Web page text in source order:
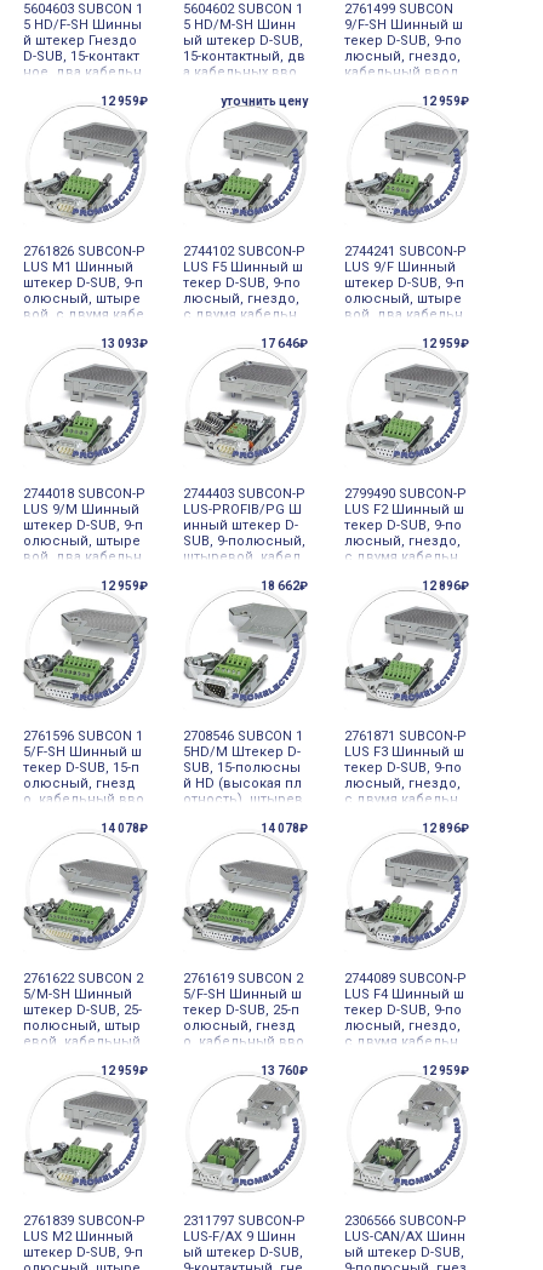
5604603 SUBCON 1
5 HD/F-SH Шинны
й штекер Гнездо
D-SUB, 15-контакт
ное, два кабельн
версальный тип
для всех систем
5604602 SUBCON 1
5 HD/M-SH Шинн
ый штекер D-SUB,
15-контактный, дв
а кабельных вво
ьный тип для все
х систем
2761499 SUBCON
9/F-SH Шинный ш
текер D-SUB, 9-по
люсный, гнездо,
кабельный ввод
иверсальный тип
для всех систем
12 959₽
2761826 SUBCON-P
LUS M1 Шинный
штекер D-SUB, 9-п
олюсный, штыре
вой, с двумя кабе
расположенным
и под углом 35°,
MODBUS, MODBU
S-PLUS, BITBUS, A
уточнить цену
2744102 SUBCON-P
LUS F5 Шинный ш
текер D-SUB, 9-по
люсный, гнездо,
с двумя кабельн
сположенными п
од углом 35°, CAN,
SOCОNET K1, K2
(Moeller), S-BUS
12 959₽
2744241 SUBCON-P
LUS 9/F Шинный
штекер D-SUB, 9-п
олюсный, штыре
вой, два кабельн
ом 35°, универсал
ьный тип для все
х систем
13 093₽
2744018 SUBCON-P
LUS 9/M Шинный
штекер D-SUB, 9-п
олюсный, штыре
вой, два кабельн
ом 35°, универсал
ьный тип для все
х систем
17 646₽
2744403 SUBCON-P
LUS-PROFIB/PG Ш
инный штекер D-
SUB, 9-полюсный,
штыревой, кабел
лом 35°, PROFIBU
S DP до 12 Мбит/
с с гнездом Pg-D-
12 959₽
2799490 SUBCON-P
LUS F2 Шинный ш
текер D-SUB, 9-по
люсный, гнездо,
с двумя кабельн
сположенными п
од углом 35°, шин
ная система: CAN,
SOCОNET K1, K2
12 959₽
2761596 SUBCON 1
5/F-SH Шинный ш
текер D-SUB, 15-п
олюсный, гнезд
о, кабельный вво
ниверсальный ти
п для всех систе
18 662₽
2708546 SUBCON 1
5HD/M Штекер D-
SUB, 15-полюсны
й HD (высокая пл
отность), штырев
од под углом 35°,
универсальный т
ип для всех сист
12 896₽
2761871 SUBCON-P
LUS F3 Шинный ш
текер D-SUB, 9-по
люсный, гнездо,
с двумя кабельн
сположенными п
од углом 35°, CAN
open, FIP
14 078₽
2761622 SUBCON 2
5/M-SH Шинный
штекер D-SUB, 25-
полюсный, штыр
евой, кабельный
5°, универсальны
й тип для всех си
стем
14 078₽
2761619 SUBCON 2
5/F-SH Шинный ш
текер D-SUB, 25-п
олюсный, гнезд
о, кабельный вво
ниверсальный ти
п для всех систе
12 896₽
2744089 SUBCON-P
LUS F4 Шинный ш
текер D-SUB, 9-по
люсный, гнездо,
с двумя кабельн
сположенными п
од углом 35°, CAN,
KEBA до 1 МБит/с
12 959₽
2761839 SUBCON-P
LUS M2 Шинный
штекер D-SUB, 9-п
13 760₽
2311797 SUBCON-P
LUS-F/AX 9 Шинн
ый штекер D-SUB,
12 959₽
2306566 SUBCON-P
LUS-CAN/AX Шинн
ый штекер D-SUB,